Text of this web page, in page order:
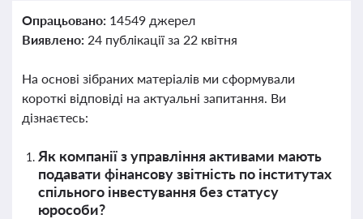
Опрацьовано: 14549 джерел
Виявлено: 24 публікації за 22 квітня
На основі зібраних матеріалів ми сформували
короткі відповіді на актуальні запитання. Ви
дізнаєтесь:
Як компанії з управління активами мають
подавати фінансову звітність по інститутах
спільного інвестування без статусу
юрособи?